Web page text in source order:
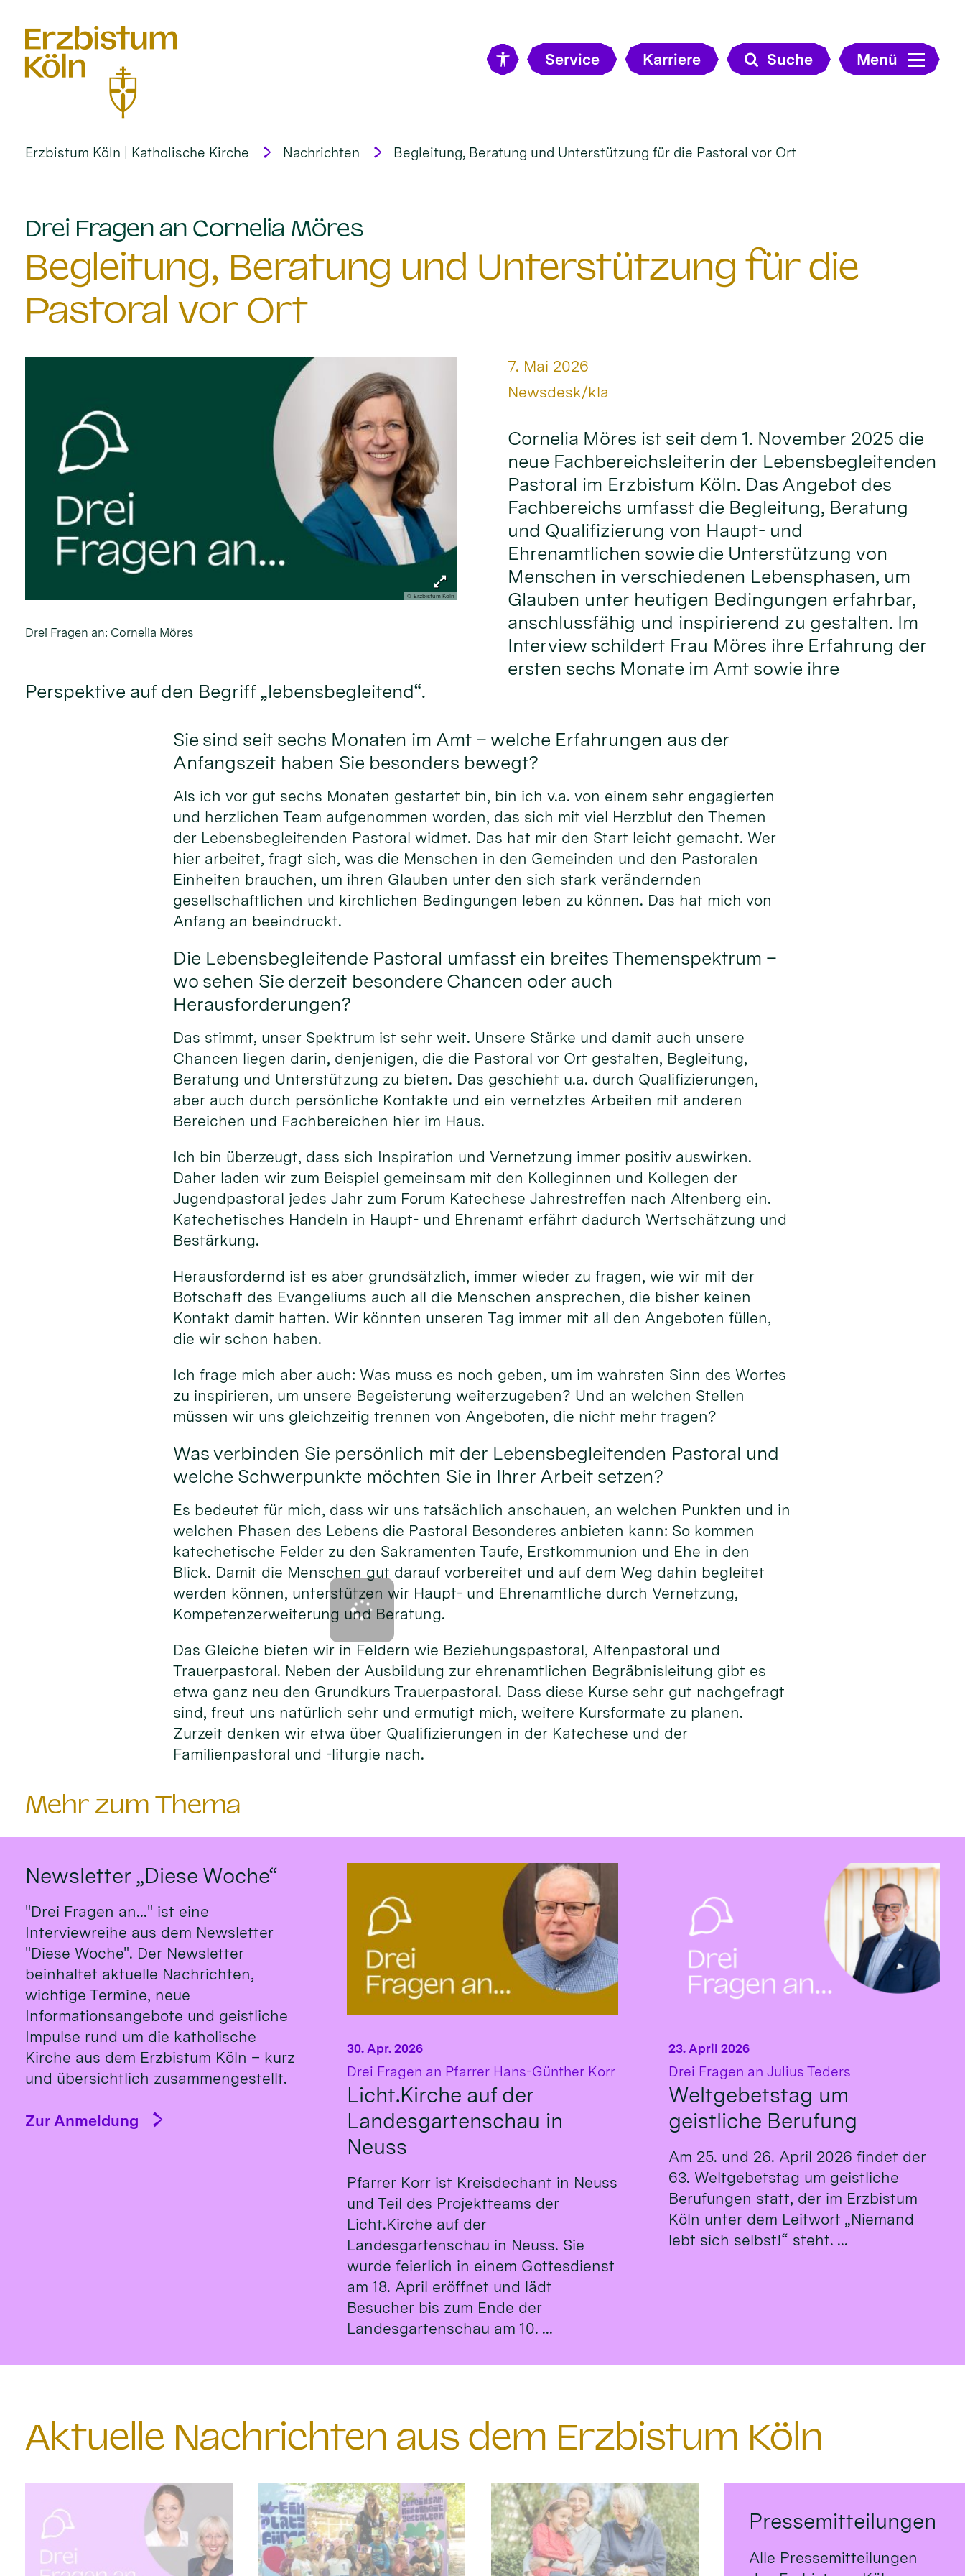
Service Karriere Suche Menü
Erzbistum Köln | Katholische Kirche Nachrichten Begleitung, Beratung und Unterstützung für die Pastoral vor Ort
Drei Fragen an Cornelia Möres
Begleitung, Beratung und Unterstützung für die
Pastoral vor Ort
© Erzbistum Köln
Drei Fragen an: Cornelia Möres
Datum:
7. Mai 2026
Von:
Newsdesk/kla
Cornelia Möres ist seit dem 1. November 2025 die
neue Fachbereichsleiterin der Lebensbegleitenden
Pastoral im Erzbistum Köln. Das Angebot des
Fachbereichs umfasst die Begleitung, Beratung
und Qualifizierung von Haupt- und
Ehrenamtlichen sowie die Unterstützung von
Menschen in verschiedenen Lebensphasen, um
Glauben unter heutigen Bedingungen erfahrbar,
anschlussfähig und inspirierend zu gestalten. Im
Interview schildert Frau Möres ihre Erfahrung der
ersten sechs Monate im Amt sowie ihre
Perspektive auf den Begriff „lebensbegleitend“.
Sie sind seit sechs Monaten im Amt – welche Erfahrungen aus der
Anfangszeit haben Sie besonders bewegt?
Als ich vor gut sechs Monaten gestartet bin, bin ich v.a. von einem sehr engagierten
und herzlichen Team aufgenommen worden, das sich mit viel Herzblut den Themen
der Lebensbegleitenden Pastoral widmet. Das hat mir den Start leicht gemacht. Wer
hier arbeitet, fragt sich, was die Menschen in den Gemeinden und den Pastoralen
Einheiten brauchen, um ihren Glauben unter den sich stark verändernden
gesellschaftlichen und kirchlichen Bedingungen leben zu können. Das hat mich von
Anfang an beeindruckt.
Die Lebensbegleitende Pastoral umfasst ein breites Themenspektrum –
wo sehen Sie derzeit besondere Chancen oder auch
Herausforderungen?
Das stimmt, unser Spektrum ist sehr weit. Unsere Stärke und damit auch unsere
Chancen liegen darin, denjenigen, die die Pastoral vor Ort gestalten, Begleitung,
Beratung und Unterstützung zu bieten. Das geschieht u.a. durch Qualifizierungen,
aber auch durch persönliche Kontakte und ein vernetztes Arbeiten mit anderen
Bereichen und Fachbereichen hier im Haus.
Ich bin überzeugt, dass sich Inspiration und Vernetzung immer positiv auswirken.
Daher laden wir zum Beispiel gemeinsam mit den Kolleginnen und Kollegen der
Jugendpastoral jedes Jahr zum Forum Katechese Jahrestreffen nach Altenberg ein.
Katechetisches Handeln in Haupt- und Ehrenamt erfährt dadurch Wertschätzung und
Bestärkung.
Herausfordernd ist es aber grundsätzlich, immer wieder zu fragen, wie wir mit der
Botschaft des Evangeliums auch all die Menschen ansprechen, die bisher keinen
Kontakt damit hatten. Wir könnten unseren Tag immer mit all den Angeboten füllen,
die wir schon haben.
Ich frage mich aber auch: Was muss es noch geben, um im wahrsten Sinn des Wortes
zu inspirieren, um unsere Begeisterung weiterzugeben? Und an welchen Stellen
müssen wir uns gleichzeitig trennen von Angeboten, die nicht mehr tragen?
Was verbinden Sie persönlich mit der Lebensbegleitenden Pastoral und
welche Schwerpunkte möchten Sie in Ihrer Arbeit setzen?
Es bedeutet für mich, dass wir uns tatsächlich anschauen, an welchen Punkten und in
welchen Phasen des Lebens die Pastoral Besonderes anbieten kann: So kommen
katechetische Felder zu den Sakramenten Taufe, Erstkommunion und Ehe in den
Blick. Damit die Menschen gut darauf vorbereitet und auf dem Weg dahin begleitet
werden können, unterstützen wir Haupt- und Ehrenamtliche durch Vernetzung,
Kompetenzerweiterung und Beratung.
Das Gleiche bieten wir in Feldern wie Beziehungspastoral, Altenpastoral und
Trauerpastoral. Neben der Ausbildung zur ehrenamtlichen Begräbnisleitung gibt es
etwa ganz neu den Grundkurs Trauerpastoral. Dass diese Kurse sehr gut nachgefragt
sind, freut uns natürlich sehr und ermutigt mich, weitere Kursformate zu planen.
Zurzeit denken wir etwa über Qualifizierungen in der Katechese und der
Familienpastoral und -liturgie nach.
Mehr zum Thema
Newsletter „Diese Woche“
"Drei Fragen an..." ist eine
Interviewreihe aus dem Newsletter
"Diese Woche". Der Newsletter
beinhaltet aktuelle Nachrichten,
wichtige Termine, neue
Informationsangebote und geistliche
Impulse rund um die katholische
Kirche aus dem Erzbistum Köln – kurz
und übersichtlich zusammengestellt.
Zur Anmeldung
Drei Fragen an Pfarrer Hans-Günther Korr:
Licht.Kirche auf der
Landesgartenschau in
Neuss
30. Apr. 2026
Pfarrer Korr ist Kreisdechant in Neuss
und Teil des Projektteams der
Licht.Kirche auf der
Landesgartenschau in Neuss. Sie
wurde feierlich in einem Gottesdienst
am 18. April eröffnet und lädt
Besucher bis zum Ende der
Landesgartenschau am 10. ...
Drei Fragen an Julius Teders
Weltgebetstag um
geistliche Berufung
23. April 2026
Am 25. und 26. April 2026 findet der
63. Weltgebetstag um geistliche
Berufungen statt, der im Erzbistum
Köln unter dem Leitwort „Niemand
lebt sich selbst!“ steht. ...
Aktuelle Nachrichten aus dem Erzbistum Köln
Pressemitteilungen
Alle Pressemitteilungen